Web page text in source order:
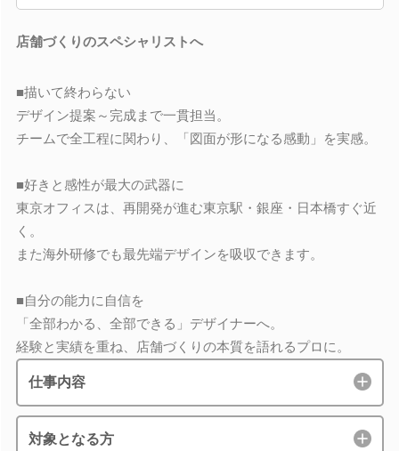
店舗づくりのスペシャリストへ
■描いて終わらない
デザイン提案～完成まで一貫担当。
チームで全工程に関わり、「図面が形になる感動」を実感。
■好きと感性が最大の武器に
東京オフィスは、再開発が進む東京駅・銀座・日本橋すぐ近
く。
また海外研修でも最先端デザインを吸収できます。
■自分の能力に自信を
「全部わかる、全部できる」デザイナーへ。
経験と実績を重ね、店舗づくりの本質を語れるプロに。
仕事内容
対象となる方